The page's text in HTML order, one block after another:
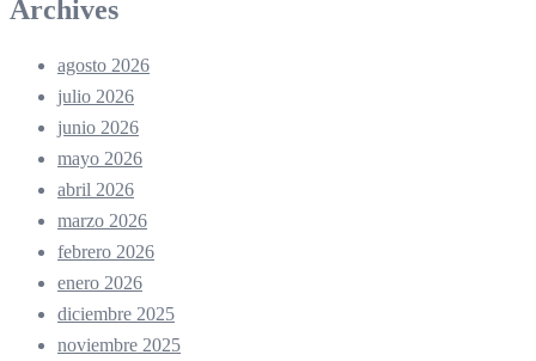
Archives
agosto 2026
julio 2026
junio 2026
mayo 2026
abril 2026
marzo 2026
febrero 2026
enero 2026
diciembre 2025
noviembre 2025